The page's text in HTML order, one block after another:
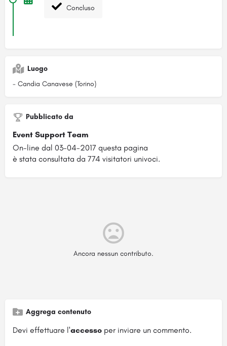
Concluso
Luogo
- Candia Canavese (Torino)
Pubblicato da
Event Support Team
On-line dal 03-04-2017 questa pagina
è stata consultata da 774 visitatori univoci.
Ancora nessun contributo.
Aggrega contenuto
Devi effettuare l'accesso per inviare un commento.